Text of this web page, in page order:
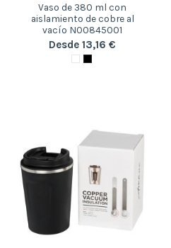
Vaso de 380 ml con
aislamiento de cobre al
vacío N00845001
Desde 13,16 €